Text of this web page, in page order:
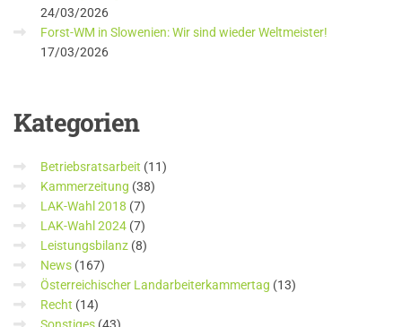
24/03/2026
Forst-WM in Slowenien: Wir sind wieder Weltmeister!
17/03/2026
Kategorien
Betriebsratsarbeit (11)
Kammerzeitung (38)
LAK-Wahl 2018 (7)
LAK-Wahl 2024 (7)
Leistungsbilanz (8)
News (167)
Österreichischer Landarbeiterkammertag (13)
Recht (14)